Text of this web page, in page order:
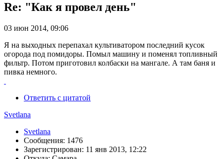
Re: "Как я провел день"
03 июн 2014, 09:06
Я на выходных перепахал культиватором последний кусок
огорода под помидоры. Помыл машину и поменял топливный
фильтр. Потом приготовил колбаски на мангале. А там баня и
пивка немного.
Ответить с цитатой
Svetlana
Svetlana
Сообщения: 1476
Зарегистрирован: 11 янв 2013, 12:22